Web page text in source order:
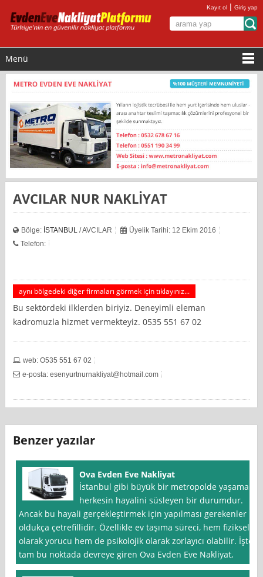
Kayıt ol |Giriş yap
Menü
AVCILAR NUR NAKLİYAT
Bölge: İSTANBUL / AVCILAR
Üyelik Tarihi: 12 Ekim 2016
Telefon:
aynı bölgedeki diğer firmaları görmek için tıklayınız...
Bu sektördeki ilklerden biriyiz. Deneyimli eleman
kadromuzla hizmet vermekteyiz. 0535 551 67 02
web: O535 551 67 02
e-posta:esenyurtnurnakliyat@hotmail.com
Benzer yazılar
Ova Evden Eve Nakliyat
İstanbul gibi büyük bir metropolde yaşamak
herkesin hayalini süsleyen bir durumdur.
Ancak bu hayali gerçekleştirmek için yapılması gerekenler
oldukça çetrefillidir. Özellikle ev taşıma süreci, hem fiziksel
olarak yorucu hem de psikolojik olarak zorlayıcı olabilir. İşte
tam bu noktada devreye giren Ova Evden Eve Nakliyat,